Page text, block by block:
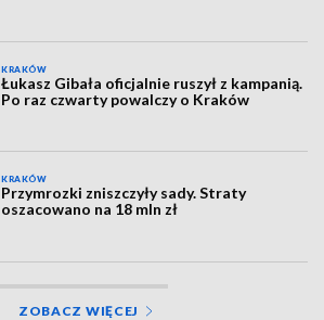
KRAKÓW
Łukasz Gibała oficjalnie ruszył z kampanią.
Po raz czwarty powalczy o Kraków
KRAKÓW
Przymrozki zniszczyły sady. Straty
oszacowano na 18 mln zł
ZOBACZ WIĘCEJ